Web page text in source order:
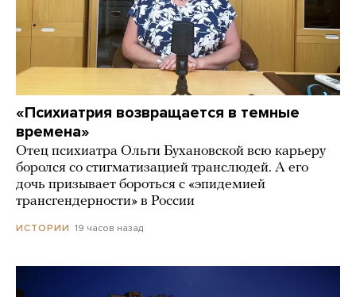
«Психиатрия возвращается в темные
времена»
Отец психиатра Ольги Бухановской всю карьеру
боролся со стигматизацией транслюдей. А его
дочь призывает бороться с «эпидемией
трансгендерности» в России
ИСТОРИИ 19 часов назад